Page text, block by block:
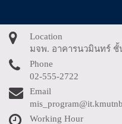
contentLocation
มจพ. อาคารนวมินทร์ ชั้
Phone
02-555-2722
Email
Working Hour